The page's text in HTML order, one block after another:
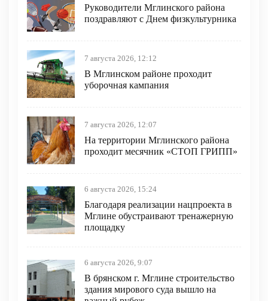
Руководители Мглинского района
поздравляют с Днем физкультурника
7 августа 2026, 12:12
В Мглинском районе проходит
уборочная кампания
7 августа 2026, 12:07
На территории Мглинского района
проходит месячник «СТОП ГРИПП»
6 августа 2026, 15:24
Благодаря реализации нацпроекта в
Мглине обустраивают тренажерную
площадку
6 августа 2026, 9:07
В брянском г. Мглине строительство
здания мирового суда вышло на